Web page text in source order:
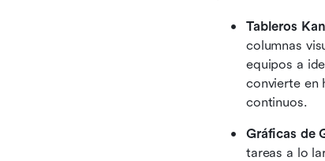
Tableros
columnas
equipos a
convierte en
continuos.
Gráficas de
tareas a lo